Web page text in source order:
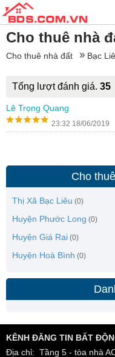
Cho thuê nhà
Cho thuê nhà đất Bạc
Tổng lượt đánh giá. 35
Lê Trọng Quang
23:32 18/06/2019
Cho
Thị Xã Bạc Liêu (0)
Huyện Phước Long (0)
Huyện Giá Rai (0)
Huyện Hoà Bình (0)
KÊNH ĐĂNG TIN BẤT
Địa chỉ: Tầng 5 - tòa nhà